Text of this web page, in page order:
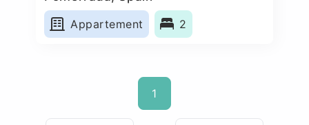
Appartement
2
1